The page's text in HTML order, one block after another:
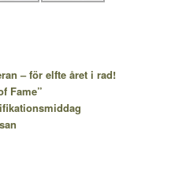
– för elfte året i rad!
Fame”